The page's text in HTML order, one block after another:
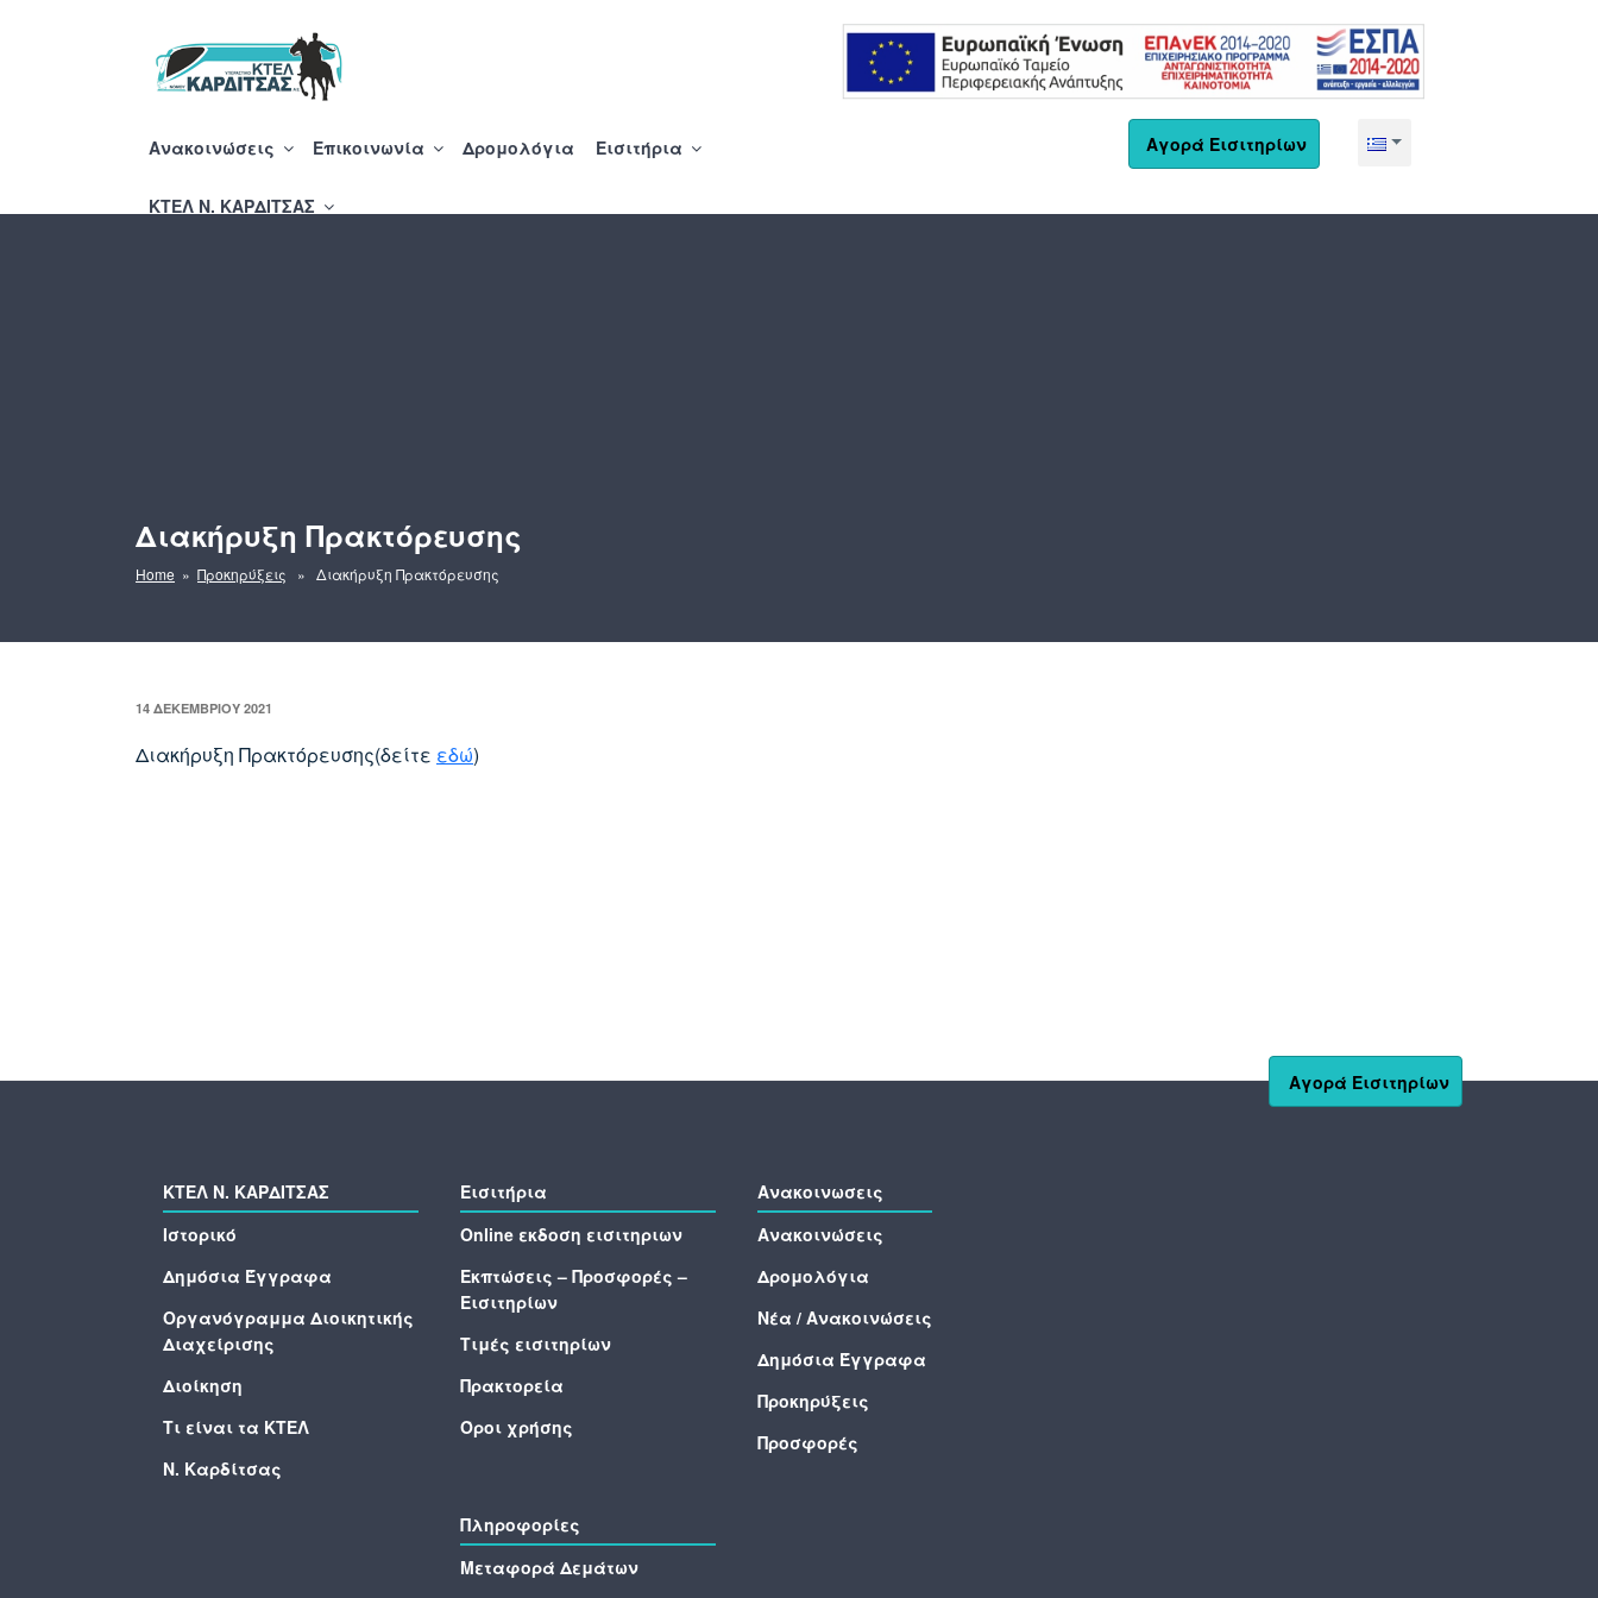
ΥΠΕΡΑΣΤΙΚΟ ΚΤΕΛ ΚΑΡΔΙΤΣΑΣ ΑΕ
Ανακοινώσεις Επικοινωνία Δρομολόγια Εισιτήρια
ΚΤΕΛ N. ΚΑΡΔΙΤΣΑΣ
Αγορά Εισιτηρίων
Διακήρυξη Πρακτόρευσης
Home » Προκηρύξεις » Διακήρυξη Πρακτόρευσης
ΔΗΜΟΣΙΕΎΤΗΚΕ
14 ΔΕΚΕΜΒΡΊΟΥ 2021
Διακήρυξη Πρακτόρευσης(δείτε εδώ)
ΚΤΕΛ N. ΚΑΡΔΙΤΣΑΣ
Ιστορικό
Δημόσια Έγγραφα
Οργανόγραμμα Διοικητικής
Διαχείρισης
Διοίκηση
Τι είναι τα ΚΤΕΛ
Ν. Καρδίτσας
Εισιτήρια
Online εκδοση εισιτηριων
Εκπτώσεις – Προσφορές –
Εισιτηρίων
Τιμές εισιτηρίων
Πρακτορεία
Όροι χρήσης
Ανακοινωσεις
Ανακοινώσεις
Δρομολόγια
Νέα / Ανακοινώσεις
Δημόσια Έγγραφα
Προκηρύξεις
Προσφορές
Πληροφορίες
Μεταφορά Δεμάτων
Αγορά Εισιτηρίων